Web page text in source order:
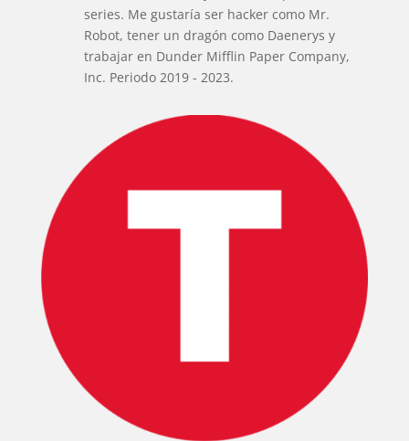
series. Me gustaría ser hacker como Mr.
Robot, tener un dragón como Daenerys y
trabajar en Dunder Mifflin Paper Company,
Inc. Periodo 2019 - 2023.